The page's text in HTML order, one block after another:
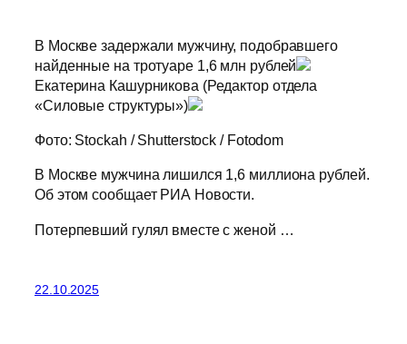
В Москве задержали мужчину, подобравшего
найденные на тротуаре 1,6 млн рублей
Екатерина Кашурникова (Редактор отдела
«Силовые структуры»)
Фото: Stockah / Shutterstock / Fotodom
В Москве мужчина лишился 1,6 миллиона рублей.
Об этом сообщает РИА Новости.
Потерпевший гулял вместе с женой …
22.10.2025